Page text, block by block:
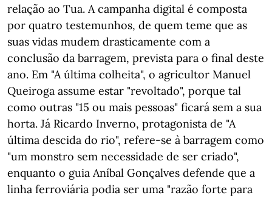
relação ao Tua. A campanha digital é composta
por quatro testemunhos, de quem teme que as
suas vidas mudem drasticamente com a
conclusão da barragem, prevista para o final deste
ano. Em "A última colheita", o agricultor Manuel
Queiroga assume estar "revoltado", porque tal
como outras "15 ou mais pessoas" ficará sem a sua
horta. Já Ricardo Inverno, protagonista de "A
última descida do rio", refere-se à barragem como
"um monstro sem necessidade de ser criado",
enquanto o guia Aníbal Gonçalves defende que a
linha ferroviária podia ser uma "razão forte para